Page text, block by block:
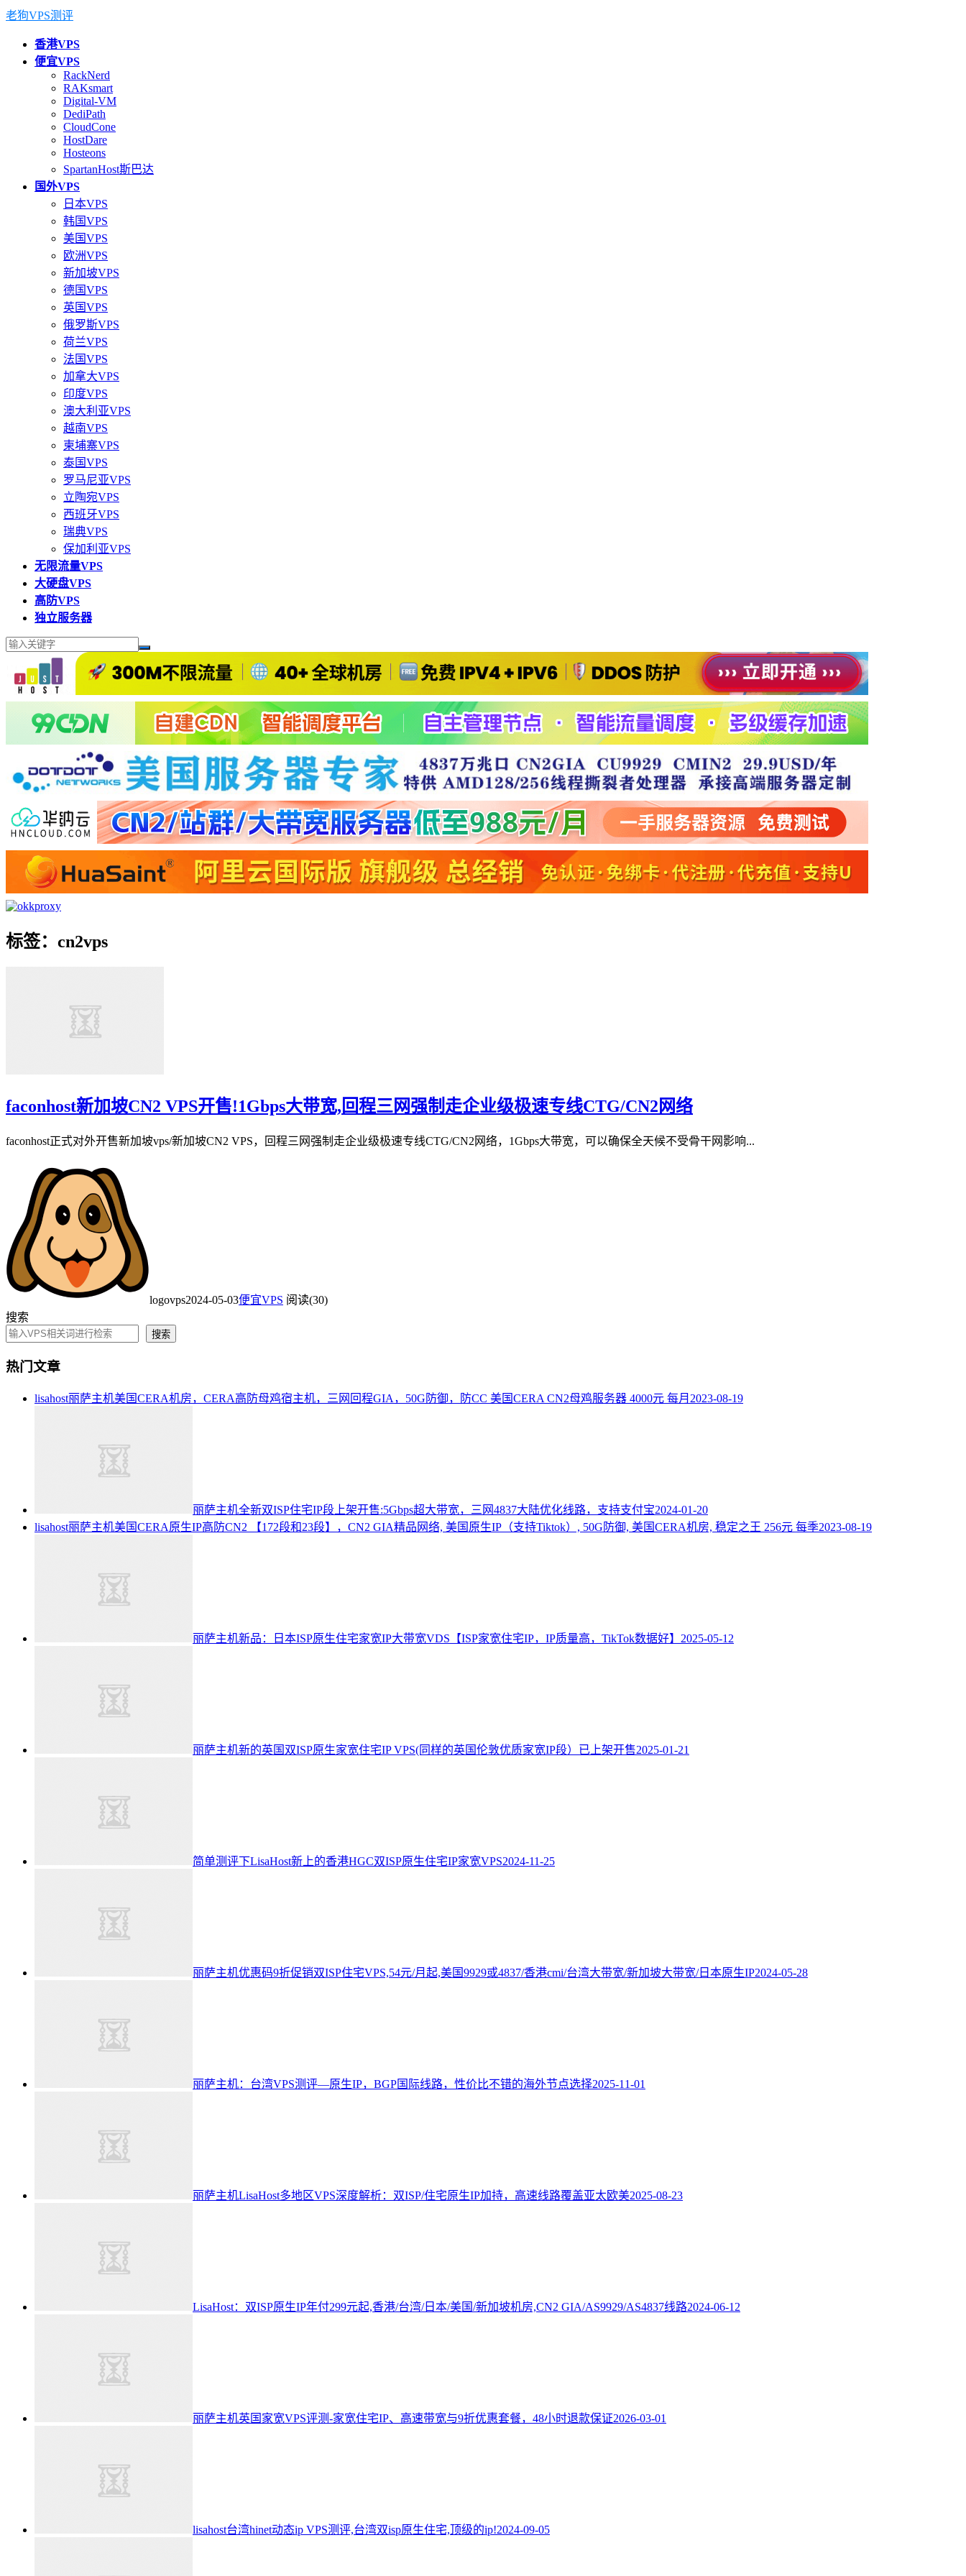
老狗VPS测评
香港VPS
便宜VPS
RackNerd
RAKsmart
Digital-VM
DediPath
CloudCone
HostDare
Hosteons
SpartanHost斯巴达
国外VPS
日本VPS
韩国VPS
美国VPS
欧洲VPS
新加坡VPS
德国VPS
英国VPS
俄罗斯VPS
荷兰VPS
法国VPS
加拿大VPS
印度VPS
澳大利亚VPS
越南VPS
柬埔寨VPS
泰国VPS
罗马尼亚VPS
立陶宛VPS
西班牙VPS
瑞典VPS
保加利亚VPS
无限流量VPS
大硬盘VPS
高防VPS
独立服务器
标签：cn2vps
faconhost新加坡CN2 VPS开售!1Gbps大带宽,回程三网强制走企业级极速专线CTG/CN2网络
faconhost正式对外开售新加坡vps/新加坡CN2 VPS，回程三网强制走企业级极速专线CTG/CN2网络，1Gbps大带宽，可以确保全天候不受骨干网影响...
logovps2024-05-03便宜VPS 阅读(30)
搜索
搜索
热门文章
lisahost丽萨主机美国CERA机房，CERA高防母鸡宿主机，三网回程GIA，50G防御，防CC 美国CERA CN2母鸡服务器 4000元 每月 2023-08-19
丽萨主机全新双ISP住宅IP段上架开售:5Gbps超大带宽，三网4837大陆优化线路，支持支付宝2024-01-20
lisahost丽萨主机美国CERA原生IP高防CN2 【172段和23段】，CN2 GIA精品网络, 美国原生IP（支持Tiktok）, 50G防御, 美国CERA机房, 稳定之王 256元 每季2023-08-19
丽萨主机新品：日本ISP原生住宅家宽IP大带宽VDS【ISP家宽住宅IP，IP质量高，TikTok数据好】 2025-05-12
丽萨主机新的英国双ISP原生家宽住宅IP VPS(同样的英国伦敦优质家宽IP段）已上架开售2025-01-21
简单测评下LisaHost新上的香港HGC双ISP原生住宅IP家宽VPS2024-11-25
丽萨主机优惠码9折促销双ISP住宅VPS,54元/月起,美国9929或4837/香港cmi/台湾大带宽/新加坡大带宽/日本原生IP2024-05-28
丽萨主机：台湾VPS测评—原生IP，BGP国际线路，性价比不错的海外节点选择2025-11-01
丽萨主机LisaHost多地区VPS深度解析：双ISP/住宅原生IP加持，高速线路覆盖亚太欧美2025-08-23
LisaHost：双ISP原生IP年付299元起,香港/台湾/日本/美国/新加坡机房,CN2 GIA/AS9929/AS4837线路2024-06-12
丽萨主机英国家宽VPS评测-家宽住宅IP、高速带宽与9折优惠套餐，48小时退款保证2026-03-01
lisahost台湾hinet动态ip VPS测评,台湾双isp原生住宅,顶级的ip!2024-09-05